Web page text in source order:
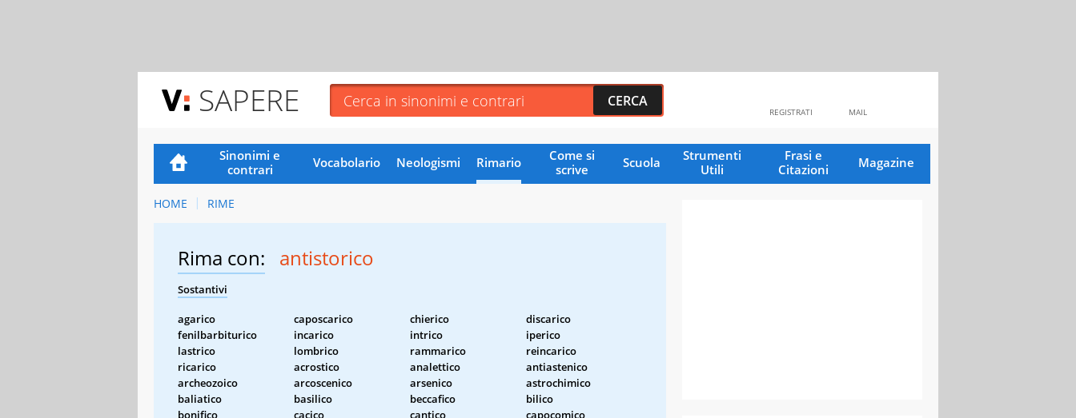
SAPERE MAIL
REGISTRATI
Sinonimi e
contrari
Vocabolario Neologismi Rimario
Come si
scrive
Scuola
Strumenti
Utili
Frasi e
Citazioni
Magazine
HOME RIME
Rima con: antistorico
Sostantivi
agarico caposcarico chierico
discarico
fenilbarbiturico
incarico intrico
iperico
lastrico
lombrico rammarico
reincarico
ricarico
acrostico analettico
antiastenico
archeozoico
arcoscenico arsenico
astrochimico
baliatico
basilico beccafico
bilico
bonifico
cacico cantico
capocomico